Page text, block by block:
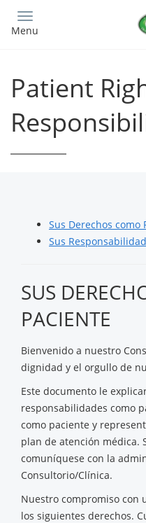
main
Menu
Patient
Sus Derechos como
Sus
SUS
PACIENTE
Bienvenido a nuestro
dignidad y el orgullo de
Este documento le
responsabilidades como
como paciente y
plan de atención médica.
comuníquese con la
Consultorio/Clínica.
Nuestro compromiso con
los siguientes derechos.